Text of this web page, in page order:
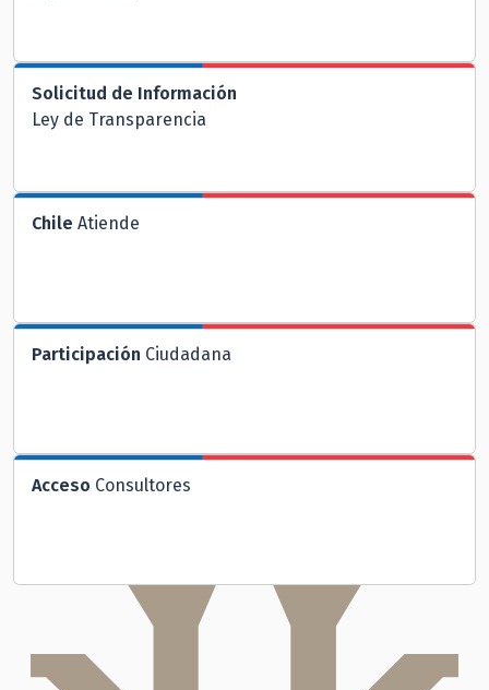
Solicitud de Información
Ley de Transparencia
Chile Atiende
Participación Ciudadana
Acceso Consultores